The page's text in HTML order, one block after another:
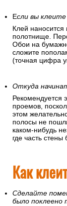
Если вы
Клей
полотнище.
Обои на
сложите
(точная цифра
Откуда
Рекомендуется
проемов,
этом
полосы не
каком-нибудь
где часть
Как
Сделайте
было поклеено